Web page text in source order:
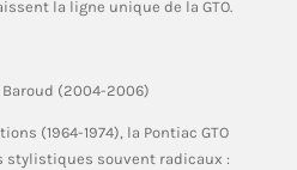
la ligne unique de la GTO.
(2004-2006)
(1964-1974), la Pontiac GTO
stylistiques souvent radicaux :